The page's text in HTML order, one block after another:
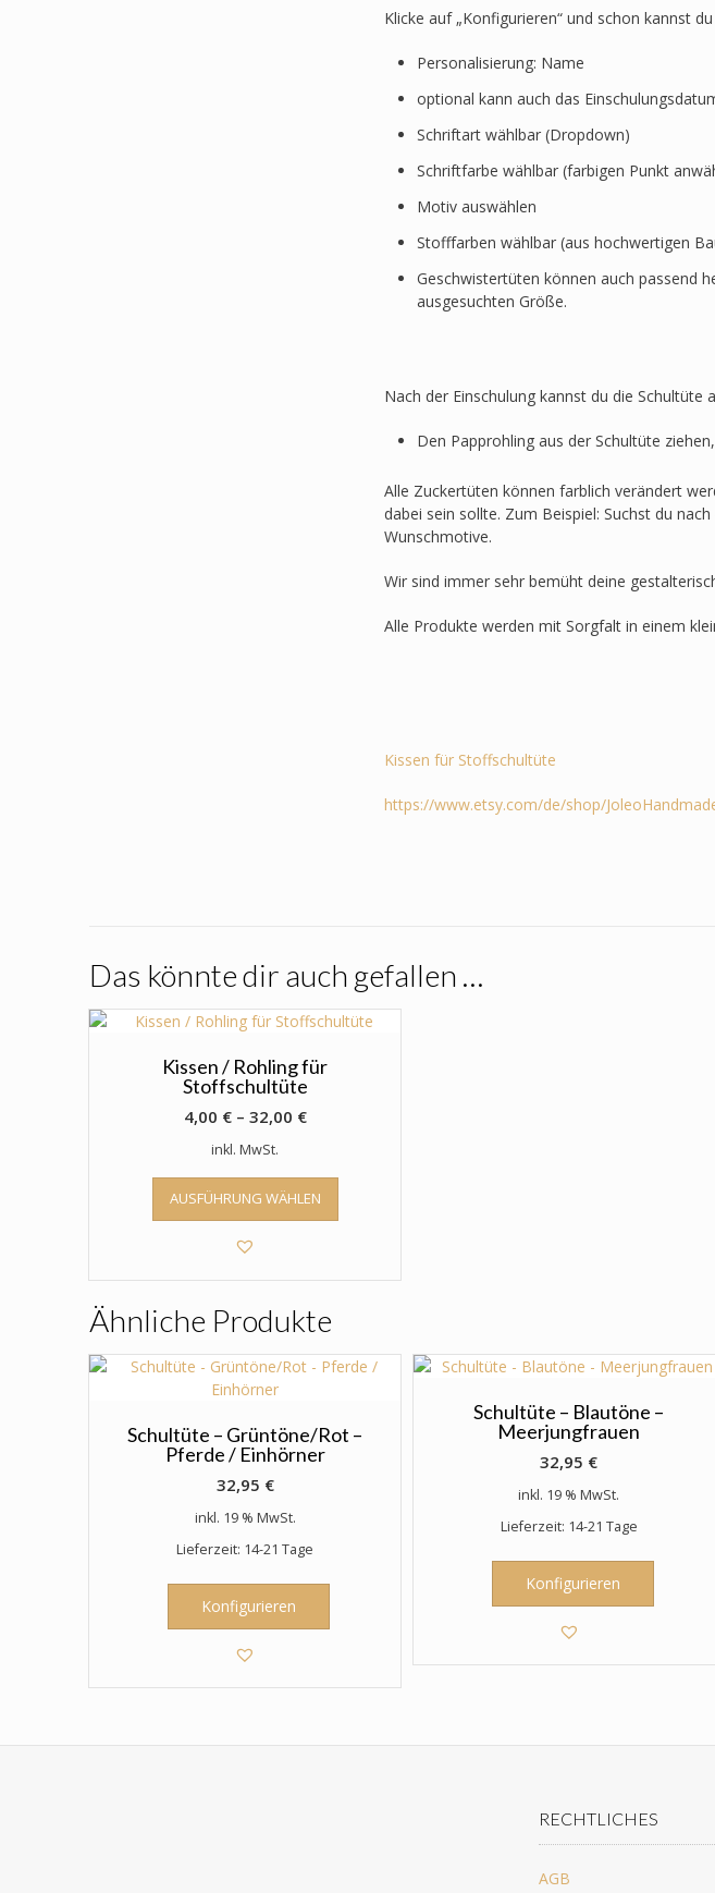
Klicke auf „Konfigurieren“ und schon kannst
Personalisierung: Name
optional kann auch das
Schriftart wählbar (Dropdown)
Schriftfarbe wählbar (farbigen Punkt
Motiv auswählen
Stofffarben wählbar (aus hochwertigen
Geschwistertüten können auch passend
ausgesuchten Größe.
Nach der Einschulung kannst du die Schultüte
Den Papprohling aus der Schultüte
Alle Zuckertüten können farblich verändert
dabei sein sollte. Zum Beispiel: Suchst du
Wunschmotive.
Wir sind immer sehr bemüht deine
Alle Produkte werden mit Sorgfalt in einem
Kissen für Stoffschultüte
https://www.etsy.com/de/shop/
Das könnte dir auch gefallen …
Kissen / Rohling für
Stoffschultüte
4,00 €– 32,00 €
inkl. MwSt.
AUSFÜHRUNG WÄHLEN
Dieses
weist
können
Produktseite
Ähnliche Produkte
Schultüte – Grüntöne/Rot –
Pferde / Einhörner
32,95 €
inkl. 19 % MwSt.
Lieferzeit: 14-21 Tage
Konfigurieren
Schultüte – Blautöne –
Meerjungfrauen
32,95 €
inkl. 19 % MwSt.
Lieferzeit: 14-21 Tage
Konfigurieren
RECHTLICHES
AGB